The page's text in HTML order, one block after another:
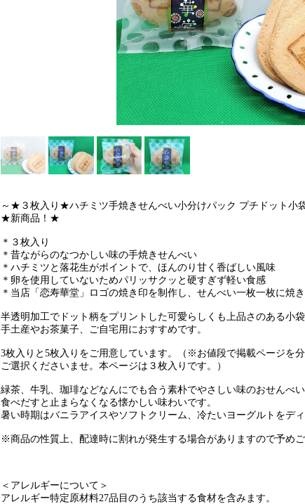
～★３枚入り★ハチミツ手焼きせんべい小分けパック プチドット小袋
★新商品！★
＊３枚入り
＊昔ながらのなつかしい味の手焼きせんべい
＊ハチミツと落花生がポイントで、ほんのり甘く香ばしい風味
＊卵を使用していないためパリッサクッと硬すぎず軽い食感
＊当店「恋寿華堂」ロゴの焼き印を制作し、せんべい一枚一枚に焼
半透明加工でドット柄をプリントした可愛らしくも上品さのある小
手土産やお茶菓子、ご自宅用におすすめです。
3枚入りと5枚入りをご用意しています。（※お値段で掲載ページを
ご選択くださいませ。本ページは３枚入りです。）
緑茶、牛乳、珈琲などなんにでも合う素朴でやさしい味のおせんべい
食べだすと止まらなくなる懐かしい味わいです。
暑い時期はバニラアイスやソフトクリーム、冷たいヨーグルトをデ
※商品の性質上、配達時に割れが発生する場合がありますので予めご
＜アレルギーについて＞
アレルギー特定原材料27品目のうち該当する食材を含みます。